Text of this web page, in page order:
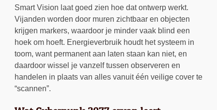
Smart Vision laat goed zien hoe dat ontwerp werkt.
Vijanden worden door muren zichtbaar en objecten
krijgen markers, waardoor je minder vaak blind een
hoek om hoeft. Energieverbruik houdt het systeem in
toom, want permanent aan laten staan kan niet, en
daardoor wissel je vanzelf tussen observeren en
handelen in plaats van alles vanuit één veilige cover te
“scannen”.